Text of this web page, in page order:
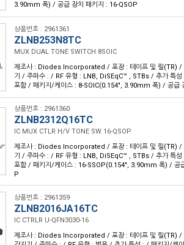
3.90mm 폭) / 공급 장치 패키지 : 16-QSOP
상품번호 : 2961361
ZLNB253N8TC
MUX DUAL TONE SWITCH 8SOIC
제조사 : Diodes Incorporated / 포장 : 테이프 및 릴(TR) /
기 / 주파수 : / RF 유형 : LNB, DiSEqC™ , STBs / 추가 특성
포함 / 패키지/케이스 : 8-SOIC(0.154", 3.90mm 폭) / 공급
상품번호 : 2961360
ZLNB2312Q16TC
IC MUX CTLR H/V TONE SW 16-QSOP
제조사 : Diodes Incorporated / 포장 : 테이프 및 릴(TR) /
기 / 주파수 : / RF 유형 : LNB, DiSEqC™ , STBs / 추가 특성
포함 / 패키지/케이스 : 16-SSOP(0.154", 3.90mm 폭) / 공
P
상품번호 : 2961359
ZLNB2016JA16TC
IC CTRLR U-QFN3030-16
제조사 : Diodes Incorporated / 포장 : 테이프 및 릴(TR) /